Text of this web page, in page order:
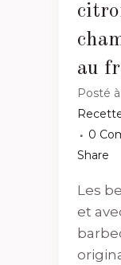
au
Posté
0
Share
Les
et